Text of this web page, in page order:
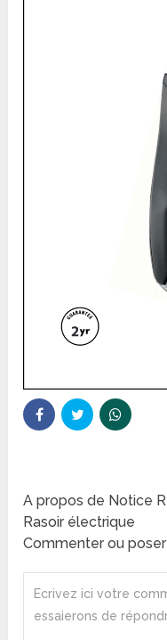
A propos de Notice
Rasoir électrique
Commenter ou